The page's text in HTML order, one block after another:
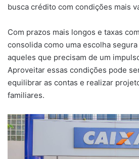
busca crédito com condições mais
Com prazos mais longos e taxas
consolida como uma escolha
aqueles que precisam de um
Aproveitar essas condições pode
equilibrar as contas e realizar
familiares.